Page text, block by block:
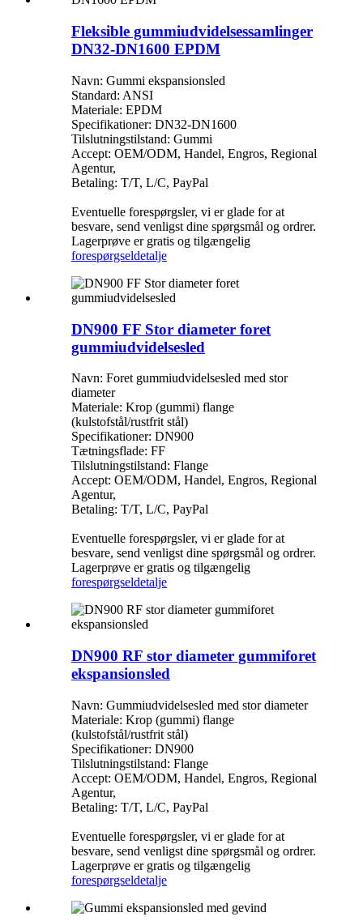
Fleksible gummiudvidelsessamlinger
DN32-DN1600 EPDM
Navn: Gummi ekspansionsled
Standard: ANSI
Materiale: EPDM
Specifikationer: DN32-DN1600
Tilslutningstilstand: Gummi
Accept: OEM/ODM, Handel, Engros, Regional
Agentur,
Betaling: T/T, L/C, PayPal
Eventuelle forespørgsler, vi er glade for at
besvare, send venligst dine spørgsmål og ordrer.
Lagerprøve er gratis og tilgængelig
forespørgseldetalje
DN900 FF Stor diameter foret
gummiudvidelsesled
Navn: Foret gummiudvidelsesled med stor
diameter
Materiale: Krop (gummi) flange
(kulstofstål/rustfrit stål)
Specifikationer: DN900
Tætningsflade: FF
Tilslutningstilstand: Flange
Accept: OEM/ODM, Handel, Engros, Regional
Agentur,
Betaling: T/T, L/C, PayPal
Eventuelle forespørgsler, vi er glade for at
besvare, send venligst dine spørgsmål og ordrer.
Lagerprøve er gratis og tilgængelig
forespørgseldetalje
DN900 RF stor diameter gummiforet
ekspansionsled
Navn: Gummiudvidelsesled med stor diameter
Materiale: Krop (gummi) flange
(kulstofstål/rustfrit stål)
Specifikationer: DN900
Tilslutningstilstand: Flange
Accept: OEM/ODM, Handel, Engros, Regional
Agentur,
Betaling: T/T, L/C, PayPal
Eventuelle forespørgsler, vi er glade for at
besvare, send venligst dine spørgsmål og ordrer.
Lagerprøve er gratis og tilgængelig
forespørgseldetalje